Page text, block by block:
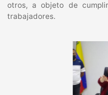
otros, a objeto de
trabajadores.